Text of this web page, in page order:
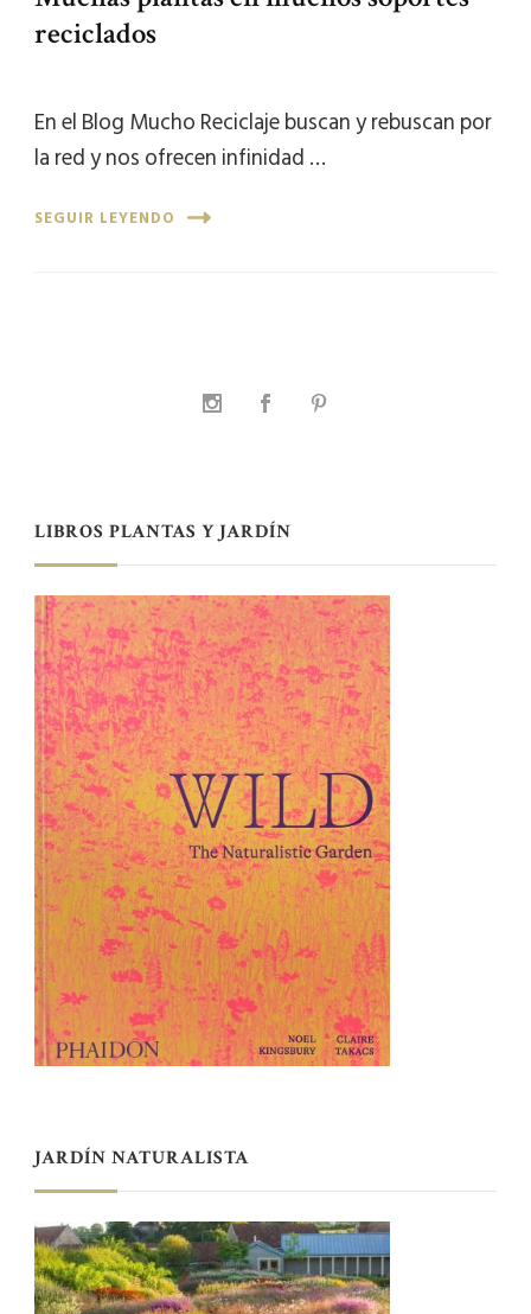
reciclados
En el Blog Mucho Reciclaje buscan y rebuscan por
la red y nos ofrecen infinidad …
SEGUIR LEYENDO
LIBROS PLANTAS Y JARDÍN
JARDÍN NATURALISTA